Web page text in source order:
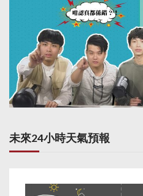
未來24小時天氣預報